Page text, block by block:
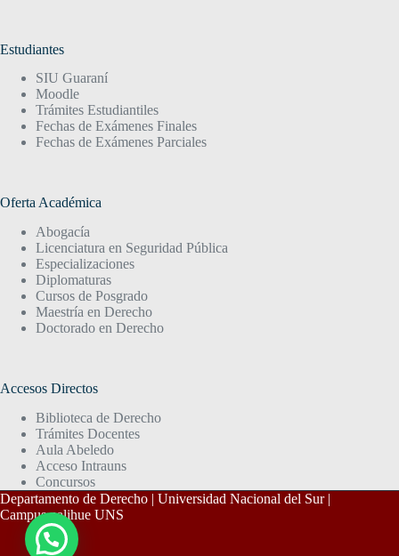
Estudiantes
SIU Guaraní
Moodle
Trámites Estudiantiles
Fechas de Exámenes Finales
Fechas de Exámenes Parciales
Oferta Académica
Abogacía
Licenciatura en Seguridad Pública
Especializaciones
Diplomaturas
Cursos de Posgrado
Maestría en Derecho
Doctorado en Derecho
Accesos Directos
Biblioteca de Derecho
Trámites Docentes
Aula Abeledo
Acceso Intrauns
Concursos
Departamento de Derecho | Universidad Nacional del Sur |
Campus palihue UNS